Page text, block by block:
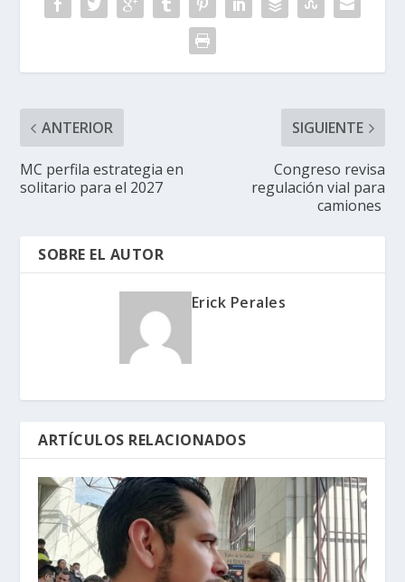
ANTERIOR
MC perfila estrategia en
solitario para el 2027
SIGUIENTE
Congreso revisa
regulación vial para
camiones
SOBRE EL AUTOR
Erick Perales
ARTÍCULOS RELACIONADOS